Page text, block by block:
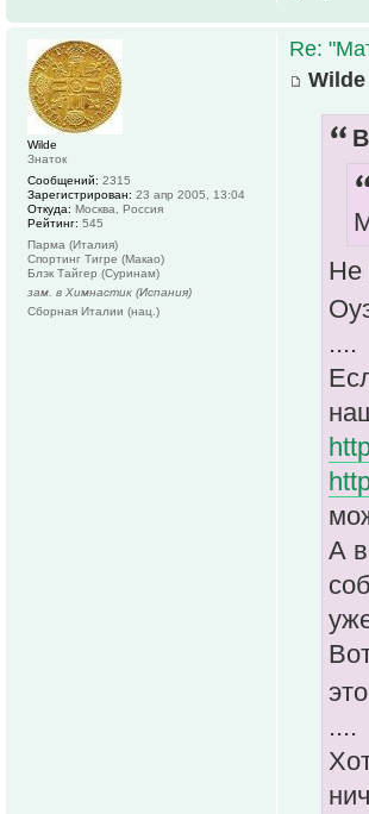
Re:
Wilde
Не
....
А
....
Wilde
Знаток
Сообщений: 2315
Зарегистрирован: 23 апр 2005, 13:04
Откуда: Москва, Россия
Рейтинг: 545
Парма (Италия)
Спортинг Тигре (Макао)
Блэк Тайгер (Суринам)
зам. в Химнастик (Испания)
Сборная Италии (нац.)